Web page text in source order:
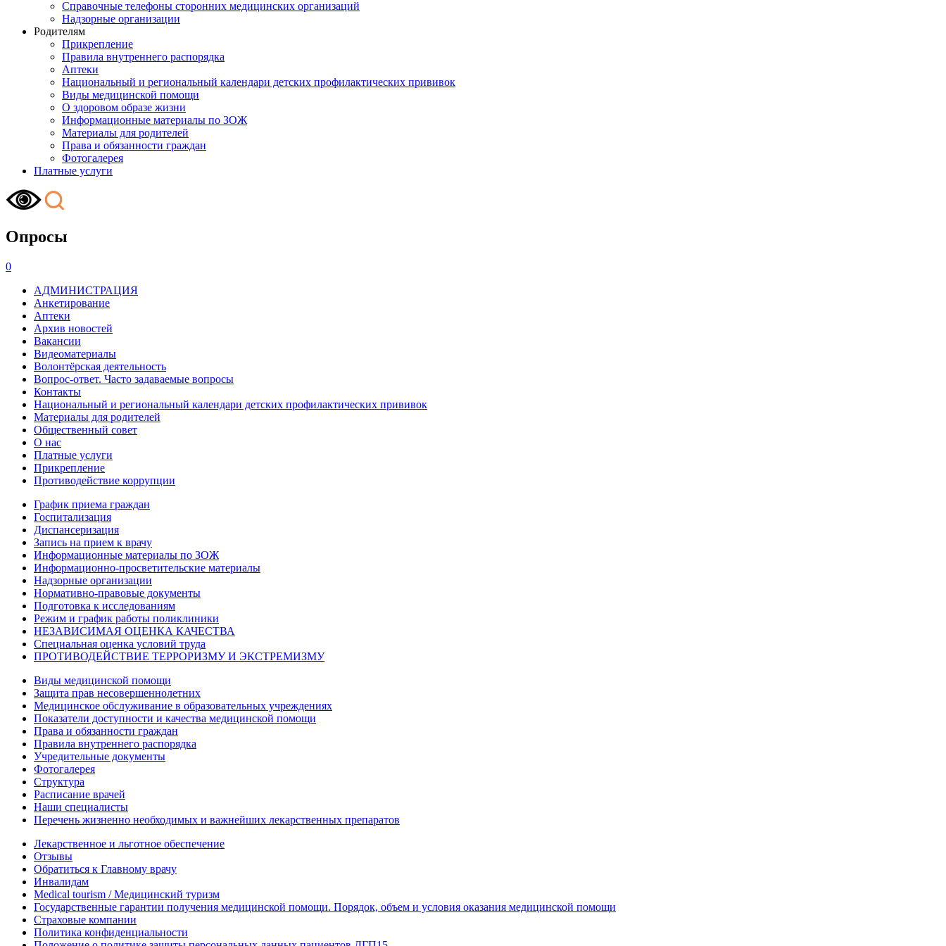
Справочные телефоны сторонних медицинских организаций
Надзорные организации
Родителям
Прикрепление
Правила внутреннего распорядка
Аптеки
Национальный и региональный календари детских профилактических прививок
Виды медицинской помощи
О здоровом образе жизни
Информационные материалы по ЗОЖ
Материалы для родителей
Права и обязанности граждан
Фотогалерея
Платные услуги
Опросы
0
АДМИНИСТРАЦИЯ
Анкетирование
Аптеки
Архив новостей
Вакансии
Видеоматериалы
Волонтёрская деятельность
Вопрос-ответ. Часто задаваемые вопросы
Контакты
Национальный и региональный календари детских профилактических прививок
Материалы для родителей
Общественный совет
О нас
Платные услуги
Прикрепление
Противодействие коррупции
График приема граждан
Госпитализация
Диспансеризация
Запись на прием к врачу
Информационные материалы по ЗОЖ
Информационно-просветительские материалы
Надзорные организации
Нормативно-правовые документы
Подготовка к исследованиям
Режим и график работы поликлиники
НЕЗАВИСИМАЯ ОЦЕНКА КАЧЕСТВА
Специальная оценка условий труда
ПРОТИВОДЕЙСТВИЕ ТЕРРОРИЗМУ И ЭКСТРЕМИЗМУ
Виды медицинской помощи
Защита прав несовершеннолетних
Медицинское обслуживание в образовательных учреждениях
Показатели доступности и качества медицинской помощи
Права и обязанности граждан
Правила внутреннего распорядка
Учредительные документы
Фотогалерея
Структура
Расписание врачей
Наши специалисты
Перечень жизненно необходимых и важнейших лекарственных препаратов
Лекарственное и льготное обеспечение
Отзывы
Обратиться к Главному врачу
Инвалидам
Medical tourism / Медицинский туризм
Государственные гарантии получения медицинской помощи. Порядок, объем и условия оказания медицинской помощи
Страховые компании
Политика конфиденциальности